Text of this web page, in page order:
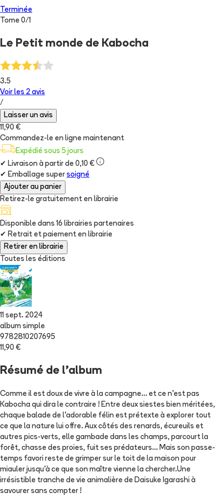
Terminée
Tome 0/1
Le Petit monde de Kabocha
3.5
Voir les 2 avis
/
Laisser un avis
11,90 €
Commandez-le en ligne maintenant
Expédié sous 5 jours
✔ Livraison à partir de 0,10 €
✔ Emballage super soigné
Ajouter au panier
Retirez-le gratuitement en librairie
Disponible dans 16 librairies partenaires
✔ Retrait et paiement en librairie
Retirer en librairie
Toutes les éditions
11 sept. 2024
album simple
9782810207695
11,90 €
Résumé de l'album
Comme il est doux de vivre à la campagne... et ce n'est pas
Kabocha qui dira le contraire ! Entre deux siestes bien méritées,
chaque balade de l'adorable félin est prétexte à explorer tout
ce que la nature lui offre. Aux côtés des renards, écureuils et
autres pics-verts, elle gambade dans les champs, parcourt la
forêt, chasse des proies, fuit ses prédateurs... Mais son passe-
temps favori reste de grimper sur le toit de la maison pour
miauler jusqu'à ce que son maître vienne la chercher.Une
irrésistible tranche de vie animalière de Daisuke Igarashi à
savourer sans compter !